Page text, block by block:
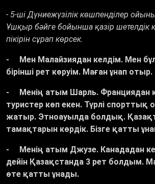
- 5-ші Дүниежүзілік көшпенділер
Ұшқыр бәйге бойынша қазір шетелдік
пікірін сұрап көрсек.
- Мен Малайзиядан келдім. Мен
бірінші рет көруім. Маған ұнап отыр.
- Менің атым Шарль. Франциядан
туристер көп екен. Түрлі спорттық
жатыр. Этноауылда болдық.
тамақтарын көрдік. Бізге қатты
- Менің атым Джузе. Канададан
дейін Қазақстанда 3 рет болдым.
өте қатты ұнады.